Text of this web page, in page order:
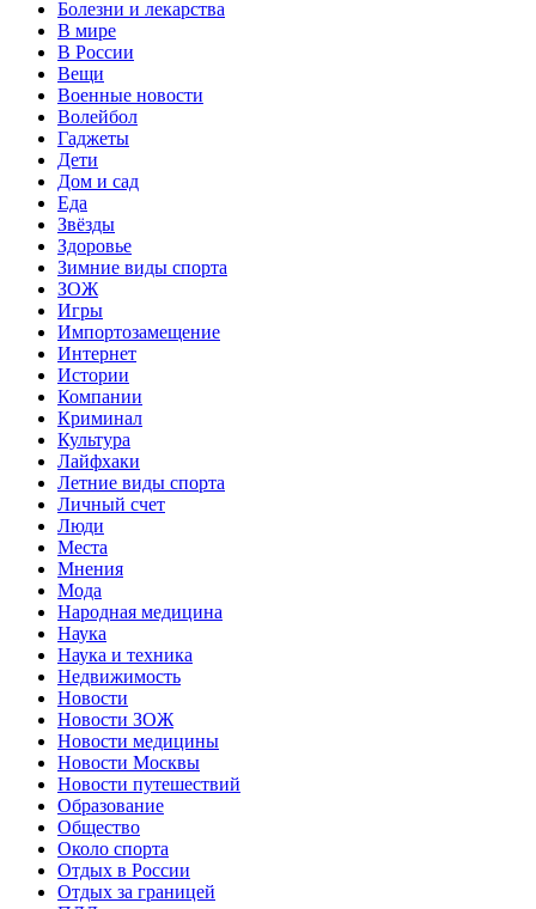
Болезни и лекарства
В мире
В России
Вещи
Военные новости
Волейбол
Гаджеты
Дети
Дом и сад
Еда
Звёзды
Здоровье
Зимние виды спорта
ЗОЖ
Игры
Импортозамещение
Интернет
Истории
Компании
Криминал
Культура
Лайфхаки
Летние виды спорта
Личный счет
Люди
Места
Мнения
Мода
Народная медицина
Наука
Наука и техника
Недвижимость
Новости
Новости ЗОЖ
Новости медицины
Новости Москвы
Новости путешествий
Образование
Общество
Около спорта
Отдых в России
Отдых за границей